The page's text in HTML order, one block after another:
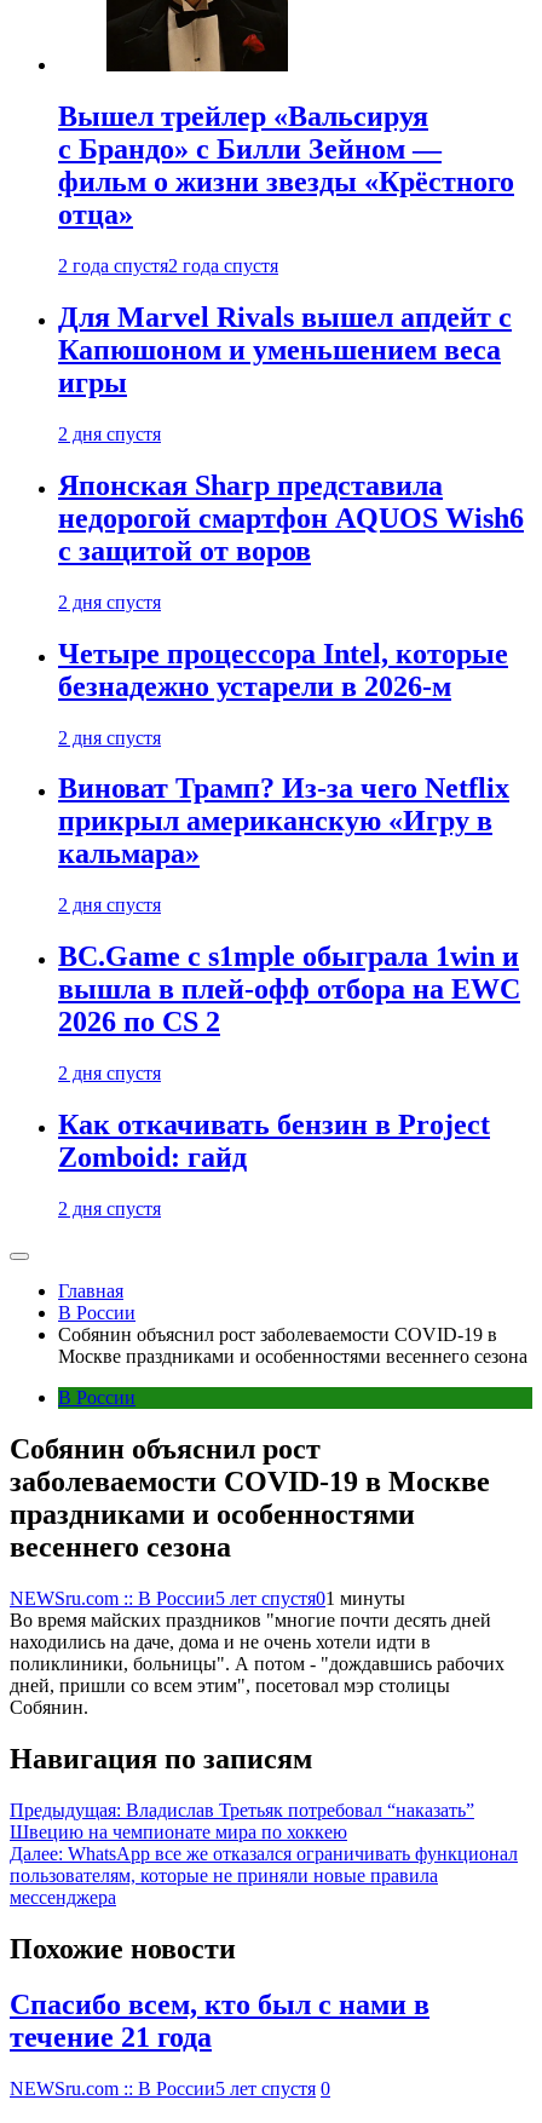
Вышел трейлер «Вальсируя
с Брандо» с Билли Зейном —
фильм о жизни звезды «Крёстного
отца»
2 года спустя2 года спустя
Для Marvel Rivals вышел апдейт с
Капюшоном и уменьшением веса
игры
2 дня спустя
Японская Sharp представила
недорогой смартфон AQUOS Wish6
с защитой от воров
2 дня спустя
Четыре процессора Intel, которые
безнадежно устарели в 2026-м
2 дня спустя
Виноват Трамп? Из-за чего Netflix
прикрыл американскую «Игру в
кальмара»
2 дня спустя
BC.Game с s1mple обыграла 1win и
вышла в плей-офф отбора на EWC
2026 по CS 2
2 дня спустя
Как откачивать бензин в Project
Zomboid: гайд
2 дня спустя
Главная
В России
Собянин объяснил рост заболеваемости COVID-19 в
Москве праздниками и особенностями весеннего сезона
В России
Собянин объяснил рост
заболеваемости COVID-19 в Москве
праздниками и особенностями
весеннего сезона
NEWSru.com :: В России5 лет спустя01 минуты
Во время майских праздников "многие почти десять дней
находились на даче, дома и не очень хотели идти в
поликлиники, больницы". А потом - "дождавшись рабочих
дней, пришли со всем этим", посетовал мэр столицы
Собянин.
Навигация по записям
Предыдущая: Владислав Третьяк потребовал “наказать”
Швецию на чемпионате мира по хоккею
Далее: WhatsApp все же отказался ограничивать функционал
пользователям, которые не приняли новые правила
мессенджера
Похожие новости
Спасибо всем, кто был с нами в
течение 21 года
NEWSru.com :: В России5 лет спустя 0